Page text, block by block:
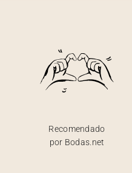
Recomendado
por Bodas.net